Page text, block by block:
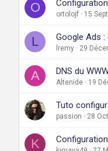
O ortolojf 15
L Google Ads
lremy 29
A DNS du
Altenide 19
Tuto
passion 28
K